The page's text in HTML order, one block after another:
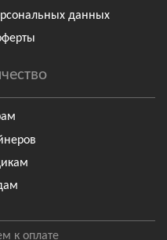
данных
к оплате